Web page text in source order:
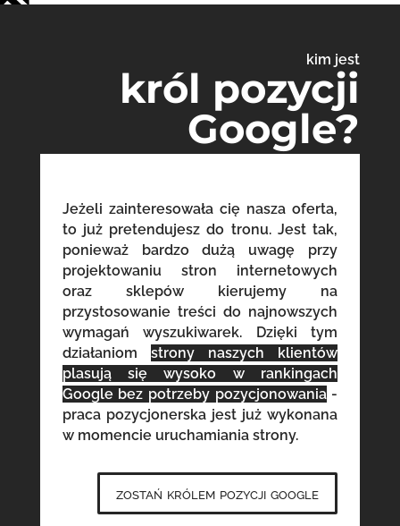
kim jest
król pozycji
Google?
Jeżeli zainteresowała cię nasza oferta,
to już pretendujesz do tronu. Jest tak,
ponieważ bardzo dużą uwagę przy
projektowaniu stron internetowych
oraz sklepów kierujemy na
przystosowanie treści do najnowszych
wymagań wyszukiwarek. Dzięki tym
działaniom strony naszych klientów
plasują się wysoko w rankingach
Google bez potrzeby pozycjonowania-
praca pozycjonerska jest już wykonana
w momencie uruchamiania strony.
zostań królem pozycji google